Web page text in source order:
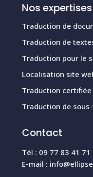
Nos expertises
Traduction de
Traduction de
Traduction pour le
Localisation site
Traduction
Traduction de
Contact
Tél : 09 77 83 41 71
E-mail :